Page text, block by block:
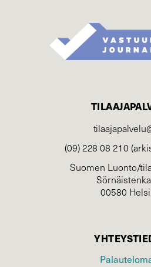
(09) 228 08 210
Suomen Luonto/
00580